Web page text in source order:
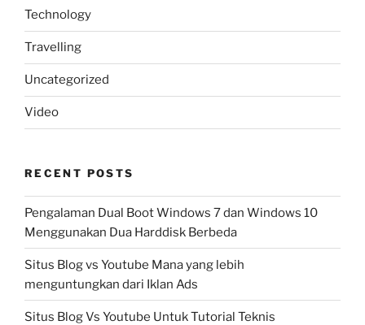
Technology
Travelling
Uncategorized
Video
RECENT POSTS
Pengalaman Dual Boot Windows 7 dan Windows 10
Menggunakan Dua Harddisk Berbeda
Situs Blog vs Youtube Mana yang lebih
menguntungkan dari Iklan Ads
Situs Blog Vs Youtube Untuk Tutorial Teknis